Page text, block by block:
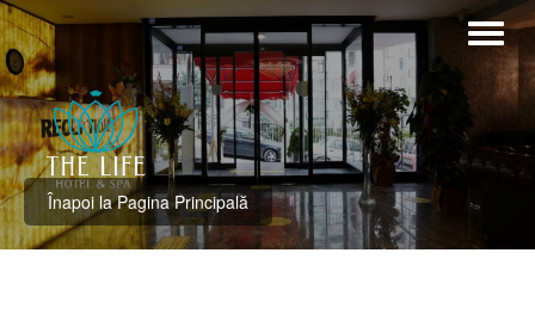
Înapoi la Pagina Principală